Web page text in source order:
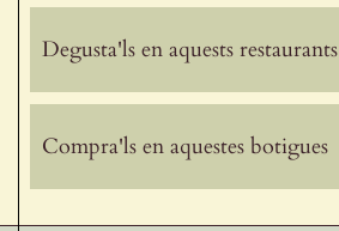
Degusta'ls en aquests restaurants
Compra'ls en aquestes botigues